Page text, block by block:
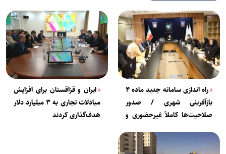
راه اندازی سامانه جدید ماده ۴
بازآفرینی شهری / صدور
صلاحیت‌ها کاملاً غیرحضوری و
ایران و قزاقستان برای افزایش
مبادلات تجاری به ۳ میلیارد دلار
هدف‌گذاری کردند